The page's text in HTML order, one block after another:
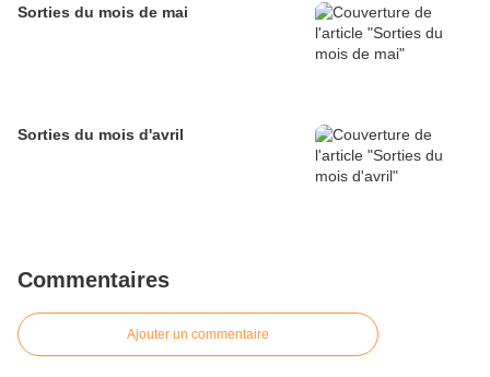
Sorties du mois de mai
Sorties du mois d'avril
Commentaires
Ajouter un commentaire